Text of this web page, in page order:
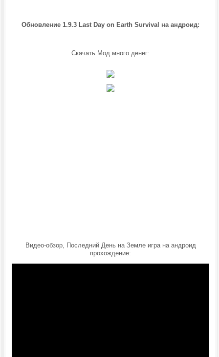
Обновление 1.9.3 Last Day on Earth Survival на андроид:
Скачать Мод много денег:
Видео-обзор, Последний День на Земле игра на андроид
прохождение: